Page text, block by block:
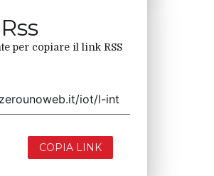
per copiare il link RSS
COPIA LINK